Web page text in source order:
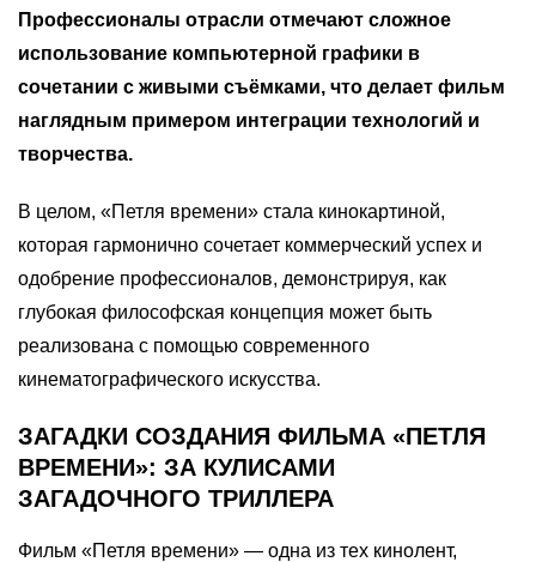
Профессионалы отрасли отмечают сложное
использование компьютерной графики в
сочетании с живыми съёмками, что делает фильм
наглядным примером интеграции технологий и
творчества.
В целом, «Петля времени» стала кинокартиной,
которая гармонично сочетает коммерческий успех и
одобрение профессионалов, демонстрируя, как
глубокая философская концепция может быть
реализована с помощью современного
кинематографического искусства.
ЗАГАДКИ СОЗДАНИЯ ФИЛЬМА «ПЕТЛЯ
ВРЕМЕНИ»: ЗА КУЛИСАМИ
ЗАГАДОЧНОГО ТРИЛЛЕРА
Фильм «Петля времени» — одна из тех кинолент,